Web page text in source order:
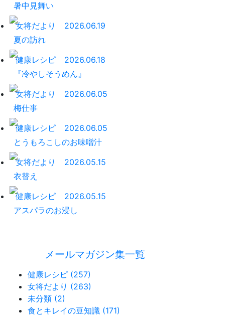
暑中見舞い
女将だより
2026.06.19
夏の訪れ
健康レシピ
2026.06.18
『冷やしそうめん』
女将だより
2026.06.05
梅仕事
健康レシピ
2026.06.05
とうもろこしのお味噌汁
女将だより
2026.05.15
衣替え
健康レシピ
2026.05.15
アスパラのお浸し
メールマガジン集一覧
健康レシピ (257)
女将だより (263)
未分類 (2)
食とキレイの豆知識 (171)